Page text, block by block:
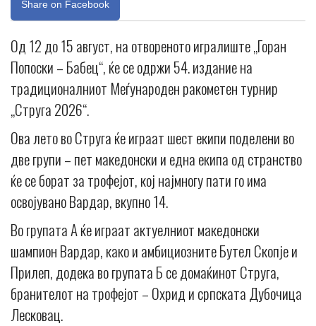
Share on Facebook
Од 12 до 15 август, на отвореното игралиште „Горан
Попоски – Бабец“, ќе се одржи 54. издание на
традиционалниот Меѓународен ракометен турнир
„Струга 2026“.
Ова лето во Струга ќе играат шест екипи поделени во
две групи – пет македонски и една екипа од странство
ќе се борат за трофејот, кој најмногу пати го има
освојувано Вардар, вкупно 14.
Во групата А ќе играат актуелниот македонски
шампион Вардар, како и амбициозните Бутел Скопје и
Прилеп, додека во групата Б се домаќинот Струга,
бранителот на трофејот – Охрид и српската Дубочица
Лесковац.